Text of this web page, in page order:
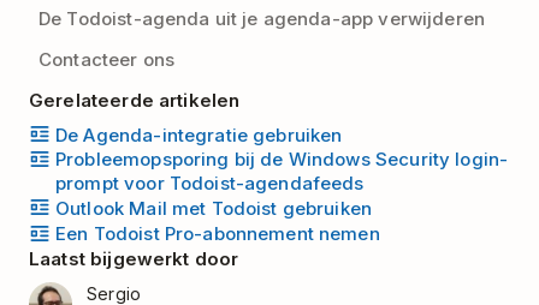
De Todoist-agenda uit je agenda-app verwijderen
Contacteer ons
Gerelateerde artikelen
De Agenda-integratie gebruiken
Probleemopsporing bij de Windows Security login-
prompt voor Todoist-agendafeeds
Outlook Mail met Todoist gebruiken
Een Todoist Pro-abonnement nemen
Laatst bijgewerkt door
Sergio